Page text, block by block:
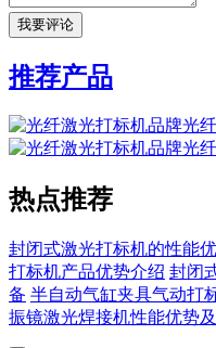
推荐产品
光
光
热点推荐
封闭式激光打标机的性能
打标机产品优势介绍 封闭
备 半自动气缸夹具气动打
振镜激光焊接机性能优势